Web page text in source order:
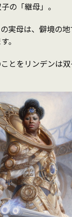
の「継母」。
実母は、僻境の
。
とをリンデンは